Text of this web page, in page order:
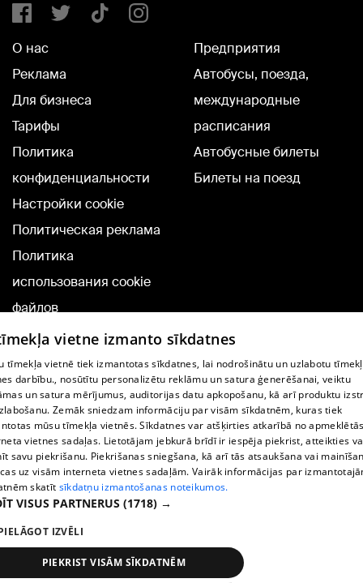
О нас
Реклама
Для бизнеса
Тарифы
Политика
конфиденциальности
Настройки cookie
Политическая реклама
Политика
использования cookie
файлов
Добавление
комментариев
Предприятия
Автобусы, поезда,
международные
расписания
Автобусные билеты
Билеты на поезд
TВ-программа
Условия договора
360 Ziņu kontakti
Helio Media
Служба помощи портала: э-почта -
All rights reserved.
vietne izmanto sīkdatnes
tīmekļa vietnē tiek izmantotas sīkdatnes, lai nodrošinātu un uzlabotu
darbību., nosūtītu personalizētu reklāmu un satura ģenerēšanai, veiktu
un satura mērījumus, auditorijas datu apkopošanu, kā arī produktu
Zemāk sniedzam informāciju par visām sīkdatnēm, kuras tiek
mūsu tīmekļa vietnēs. Sīkdatnes var atšķirties atkarībā no
vietnes sadaļas. Lietotājam jebkurā brīdī ir iespēja piekrist, atteikties
savu piekrišanu. Piekrišanas sniegšana, kā arī tās atsaukšana vai
uz visām interneta vietnes sadaļām. Vairāk informācijas par
skatīt sīkdatņu izmantošanas noteikumos.
VISUS PARTNERUS (1718) →
IZVĒLI
PIEKRIST VISĀM SĪKDATNĒM